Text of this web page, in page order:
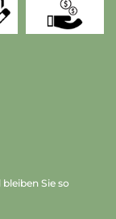
Sie so